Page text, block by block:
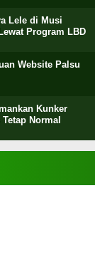
Lele di Musi
Program LBD
Website Palsu
Kunker
Normal